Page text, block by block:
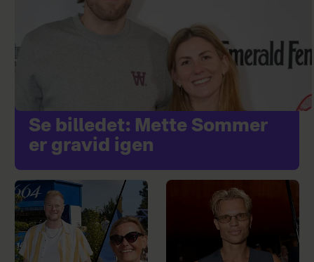
Se billedet: Mette Sommer
er gravid igen